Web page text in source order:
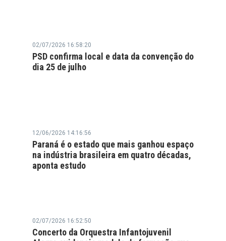
02/07/2026 16:58:20
PSD confirma local e data da convenção do
dia 25 de julho
12/06/2026 14:16:56
Paraná é o estado que mais ganhou espaço
na indústria brasileira em quatro décadas,
aponta estudo
02/07/2026 16:52:50
Concerto da Orquestra Infantojuvenil